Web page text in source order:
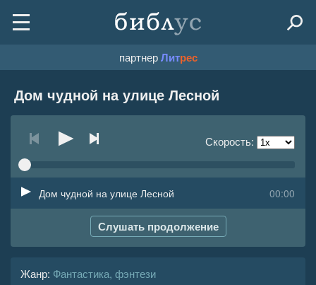
партнерЛитрес
Дом чудной на улице Лесной
Скорость:
00:00
Дом чудной на улице Лесной
Слушать продолжение
Жанр: Фантастика, фэнтези